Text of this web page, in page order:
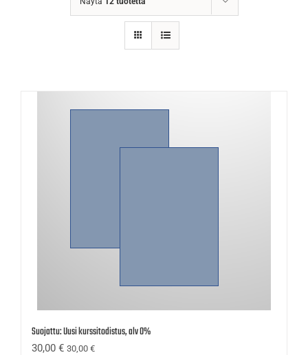
Suojattu: Uusi kurssitodistus, alv 0%
30,00 € 30,00 €